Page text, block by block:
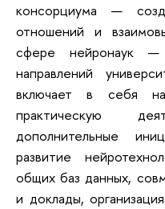
консорциума —
отношений и
сфере нейронаук
направлений
включает в себя
практическую
дополнительные
развитие
общих баз данных,
и доклады,